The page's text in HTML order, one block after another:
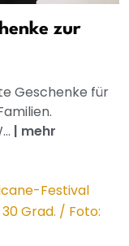
zur
Geschenke für
| mehr